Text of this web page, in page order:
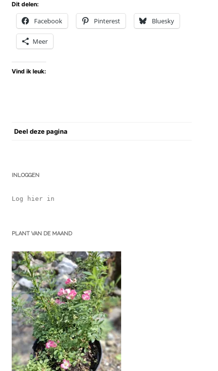
Dit delen:
Facebook Pinterest Bluesky
Meer
Vind ik leuk:
Deel deze pagina
INLOGGEN
Log hier in
PLANT VAN DE MAAND